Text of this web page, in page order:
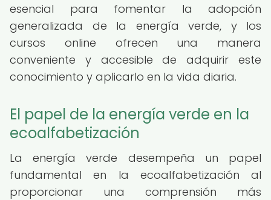
esencial para fomentar la adopción
generalizada de la energía verde, y los
cursos online ofrecen una manera
conveniente y accesible de adquirir este
conocimiento y aplicarlo en la vida diaria.
El papel de la energía verde en la
ecoalfabetización
La energía verde desempeña un papel
fundamental en la ecoalfabetización al
proporcionar una comprensión más